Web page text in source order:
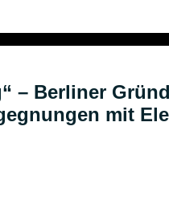
– Berliner
mit